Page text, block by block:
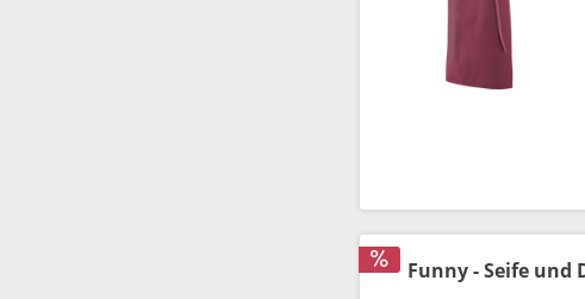
Funny - Seife und